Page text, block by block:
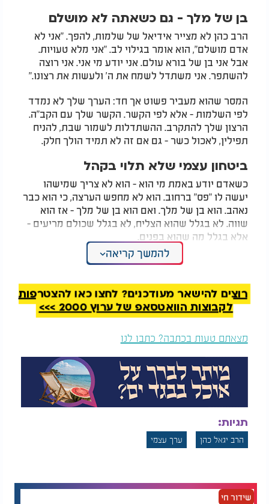
בן של מלך - גם כשאתה לא מושלם
הרב כהן לא מצייר אידיאל של שלמות, להפך. "אני לא
אדם מושלם", הוא אומר בגילוי לב. "אני מלא טעויות.
אבל אני בן של בורא עולם. אני יודע מי אני. אני רוצה
להשתפר. אני משתדל לשמח את ה' ולעשות את רצונו."
המסר שהוא מעביר פשוט אך חד: הערך שלך לא נמדד
לפי השלמות - אלא לפי הקשר. הקשר שלך עם הקב"ה.
הרצון שלך להתקרב. ההשתדלות לשמור שבת, להניח
תפילין, לאכול כשר - גם אם זה לא תמיד הולך חלק.
ביטחון עצמי שלא תלוי בקהל
כשאדם יודע באמת מי הוא - הוא לא צריך שמישהו
יעשה לו "פס" ברחוב. הוא לא מחפש הערצה, כי הוא כבר
נאהב. הוא בן של מלך. ואם הוא בן של מלך - אז הוא
שווה. לא בגלל שהוא הצליח, לא בגלל שכולם מריעים -
אלא בגלל מה שהוא בפנים.
זו תזכורת שכולנו צריכים בימים האלה: ביטחון עצמי
פנימיים. ברצון אמיתי להיות טוב. להתקדם. לעשות רצון
ה' - "בדיוק כמו שהוא רוצה", כלשון הרב.
להמשך קריאה
רוצים להישאר מעודכנים? לחצו כאן להצטרפות
לקבוצות הוואטסאפ של ערוץ 2000 >>>
מצאתם טעות בכתבה? כתבו לנו
תגיות:
הרב יגאל כהן ערך עצמי
שידור חי